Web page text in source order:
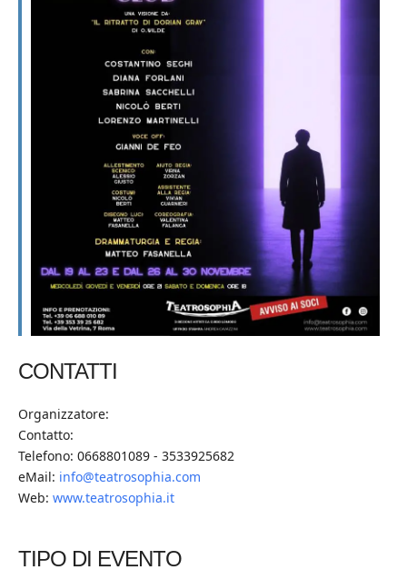
CONTATTI
Organizzatore:
Contatto:
Telefono: 0668801089 - 3533925682
eMail: info@teatrosophia.com
Web: www.teatrosophia.it
TIPO DI EVENTO